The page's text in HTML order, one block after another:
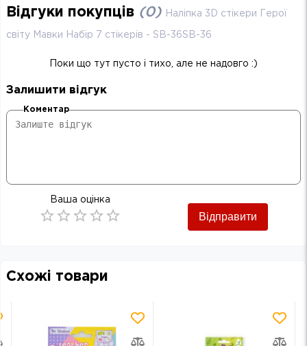
Відгуки покупців (0) Наліпка 3D стікери Герої
світу Мавки Набір 7 стікерів - SB-36SB-36
Поки що тут пусто і тихо, але не надовго :)
Залишити відгук
Коментар
Ваша оцінка
Відправити
Схожі товари